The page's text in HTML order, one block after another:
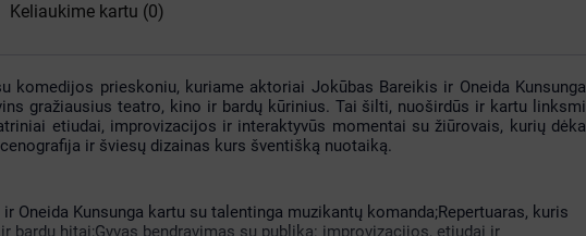
Keliaukime kartu (0)
komedijos prieskoniu, kuriame aktoriai Jokūbas Bareikis ir Oneida Kunsunga
gražiausius teatro, kino ir bardų kūrinius. Tai šilti, nuoširdūs ir kartu linksmi
etiudai, improvizacijos ir interaktyvūs momentai su žiūrovais, kurių dėka
ir šviesų dizainas kurs šventišką nuotaiką.
Kunsunga kartu su talentinga muzikantų komanda;Repertuaras, kuris
hitai;Gyvas bendravimas su publika: improvizacijos, etiudai ir